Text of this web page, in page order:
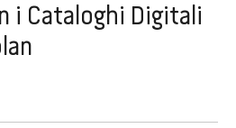
i Cataloghi Digitali